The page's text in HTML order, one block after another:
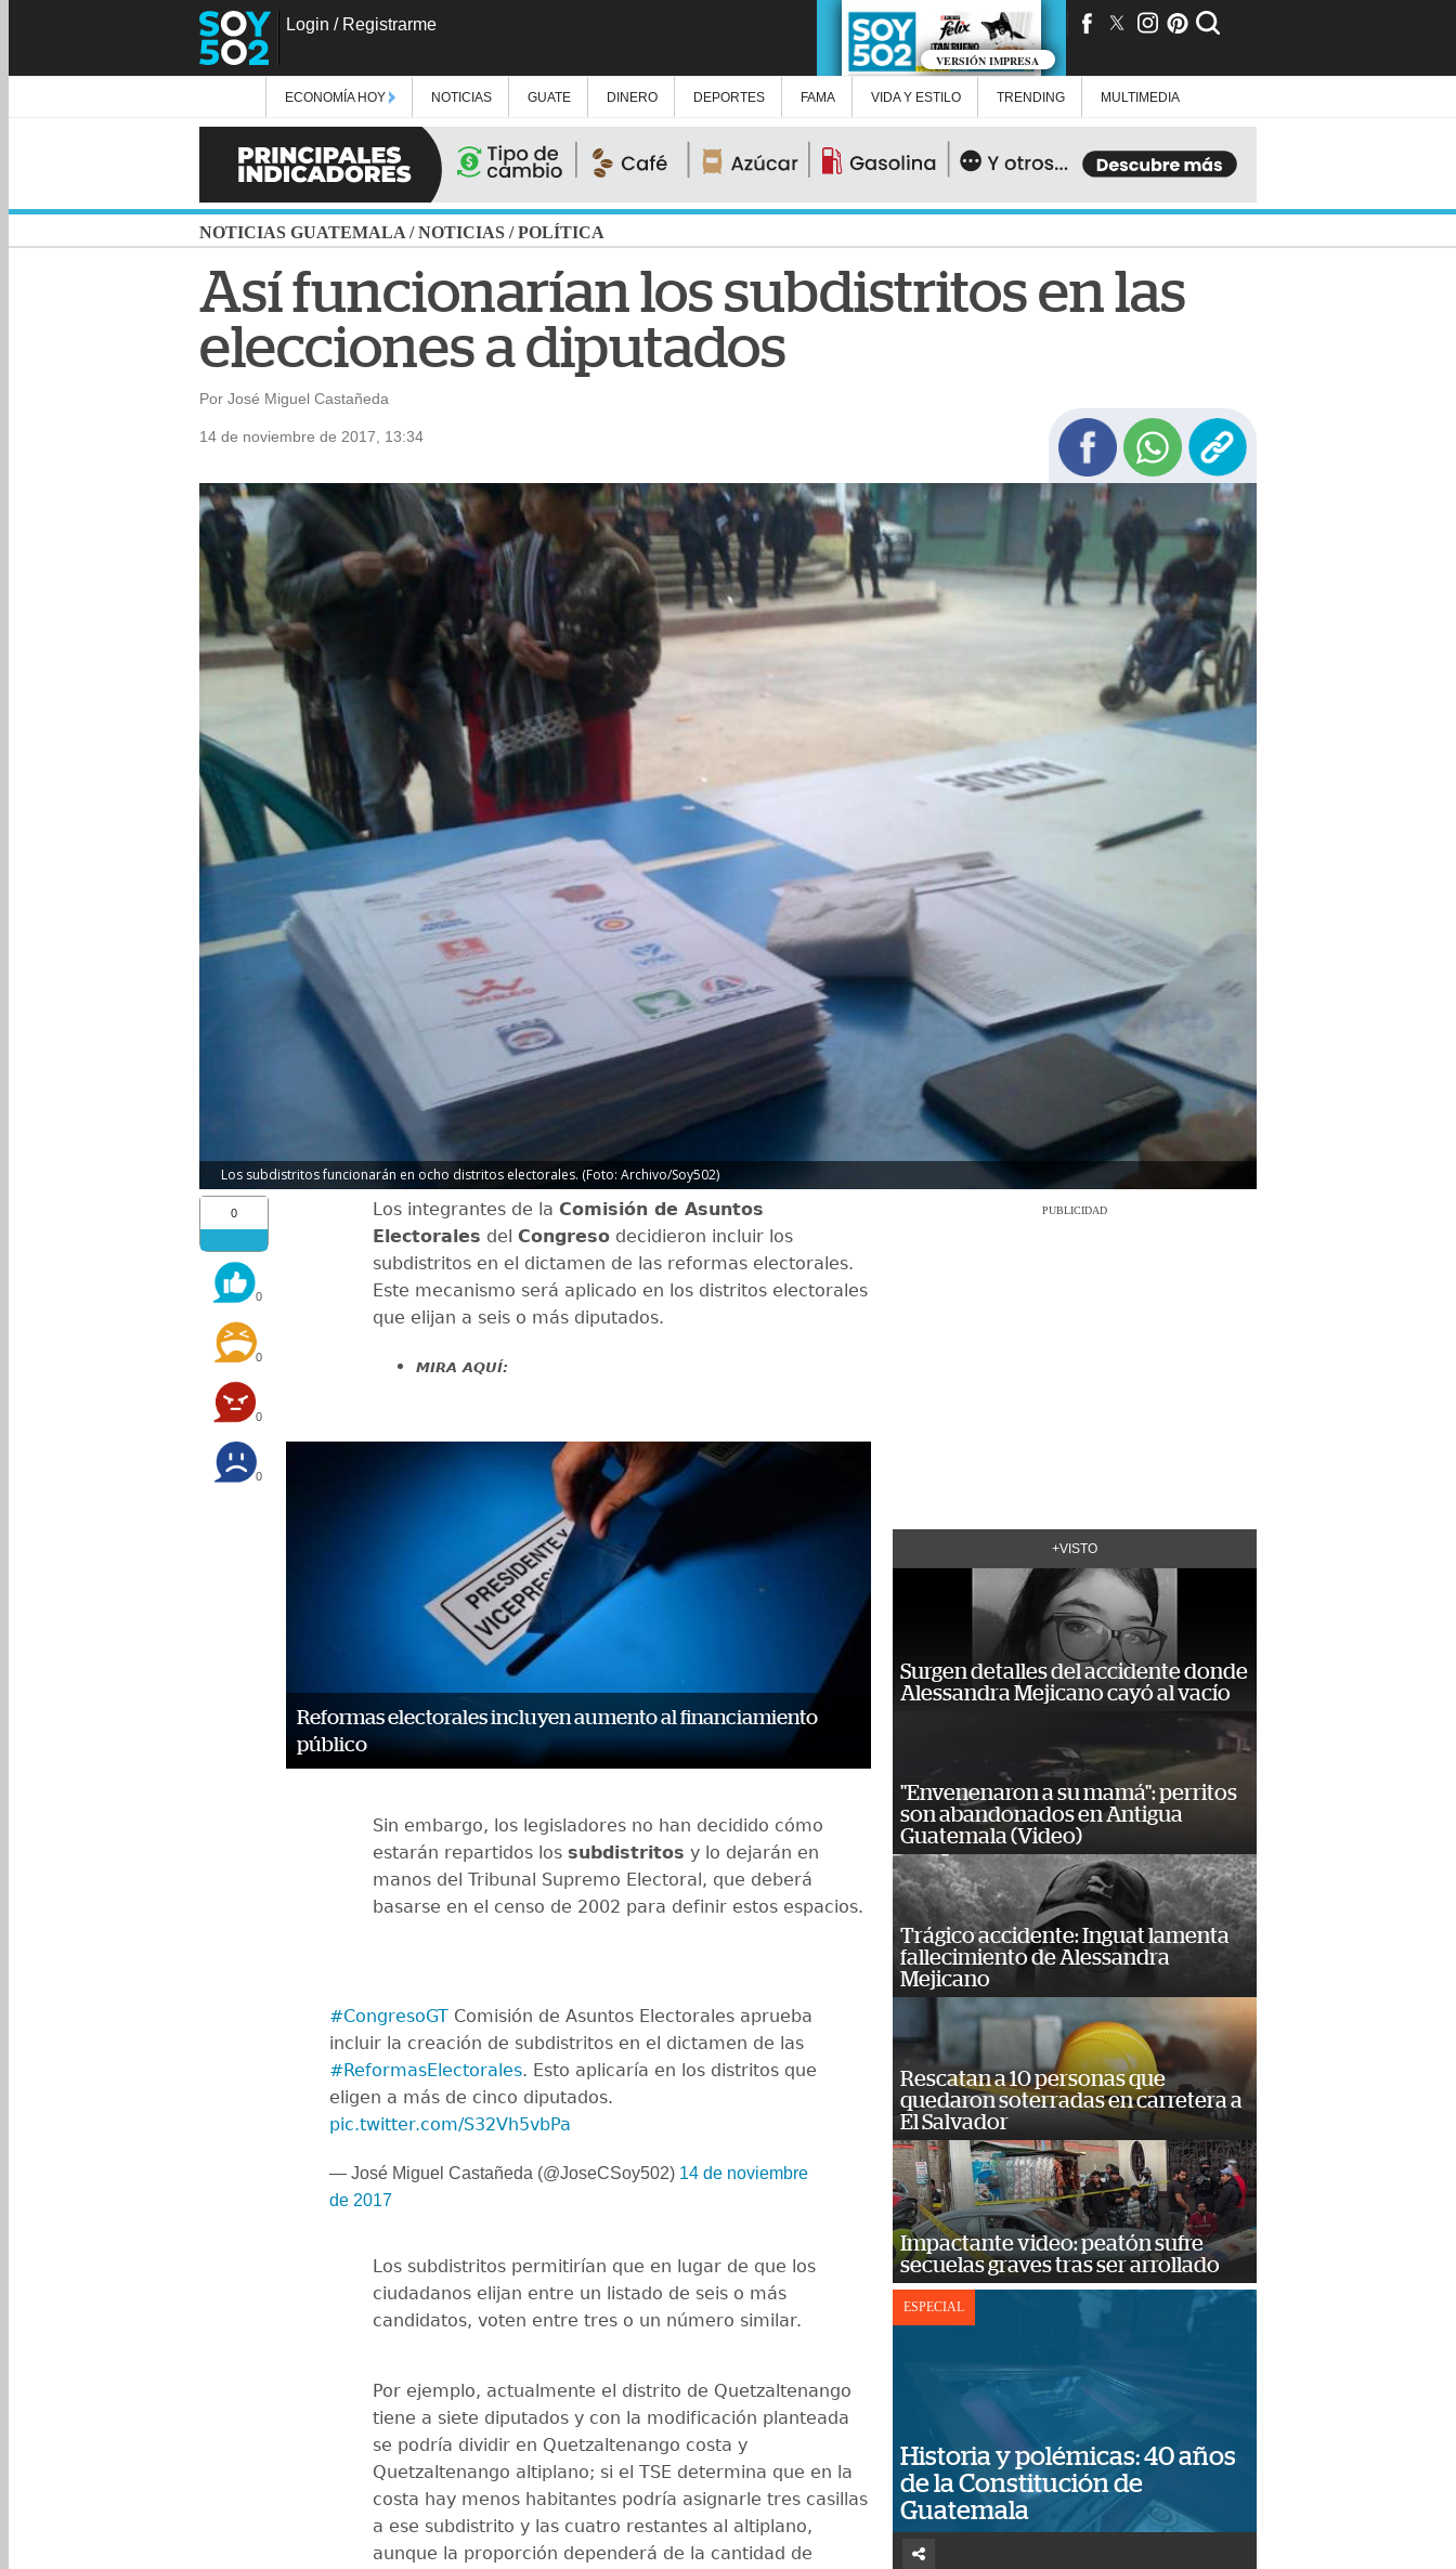
Login / Registrarme
VERSIÓN IMPRESA
ECONOMÍA HOY NOTICIAS GUATE DINERO DEPORTES FAMA VIDA Y ESTILO TRENDING MULTIMEDIA
NOTICIAS GUATEMALA /NOTICIAS /POLÍTICA
Así funcionarían los subdistritos en las
elecciones a diputados
Por José Miguel Castañeda
14 de noviembre de 2017, 13:34
Los subdistritos funcionarán en ocho distritos electorales. (Foto: Archivo/Soy502)
0
0
0
0
0
Los integrantes de la Comisión de Asuntos
Electorales del Congreso decidieron incluir los
subdistritos en el dictamen de las reformas electorales.
Este mecanismo será aplicado en los distritos electorales
que elijan a seis o más diputados.
MIRA AQUÍ:
Reformas electorales incluyen aumento al financiamiento
público
Sin embargo, los legisladores no han decidido cómo
estarán repartidos los subdistritos y lo dejarán en
manos del Tribunal Supremo Electoral, que deberá
basarse en el censo de 2002 para definir estos espacios.
#CongresoGT Comisión de Asuntos Electorales aprueba
incluir la creación de subdistritos en el dictamen de las
#ReformasElectorales. Esto aplicaría en los distritos que
eligen a más de cinco diputados.
pic.twitter.com/S32Vh5vbPa
— José Miguel Castañeda (@JoseCSoy502) 14 de noviembre
de 2017
Los subdistritos permitirían que en lugar de que los
ciudadanos elijan entre un listado de seis o más
candidatos, voten entre tres o un número similar.
Por ejemplo, actualmente el distrito de Quetzaltenango
tiene a siete diputados y con la modificación planteada
se podría dividir en Quetzaltenango costa y
Quetzaltenango altiplano; si el TSE determina que en la
costa hay menos habitantes podría asignarle tres casillas
a ese subdistrito y las cuatro restantes al altiplano,
aunque la proporción dependerá de la cantidad de
PUBLICIDAD
+VISTO
Surgen detalles del accidente donde
Alessandra Mejicano cayó al vacío
"Envenenaron a su mamá": perritos
son abandonados en Antigua
Guatemala (Video)
Trágico accidente: Inguat lamenta
fallecimiento de Alessandra
Mejicano
Rescatan a 10 personas que
quedaron soterradas en carretera a
El Salvador
Impactante video: peatón sufre
secuelas graves tras ser arrollado
ESPECIAL
Historia y polémicas: 40 años
de la Constitución de
Guatemala